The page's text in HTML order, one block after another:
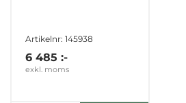
Artikelnr: 145938
6 485 :-
exkl. moms